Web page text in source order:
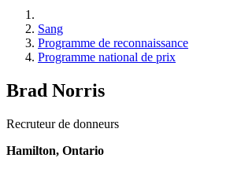
Sang
Programme de reconnaissance
Programme national de prix
Brad Norris
Recruteur de donneurs
Hamilton, Ontario